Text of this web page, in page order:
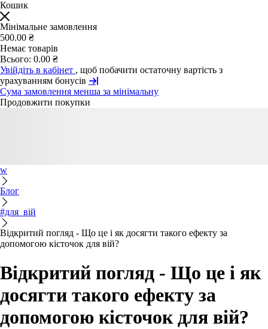
Кошик
Мінімальне замовлення
500.00 ₴
Немає товарів
Всього: 0.00 ₴
Увійдіть в кабінет , щоб побачити остаточну вартість з
урахуванням бонусів
Сума замовлення менша за мінімальну
Продовжити покупки
w
Блог
#для_вій
Відкритий погляд - Що це і як досягти такого ефекту за
допомогою кісточок для вій?
Відкритий погляд - Що це і як
досягти такого ефекту за
допомогою кісточок для вій?